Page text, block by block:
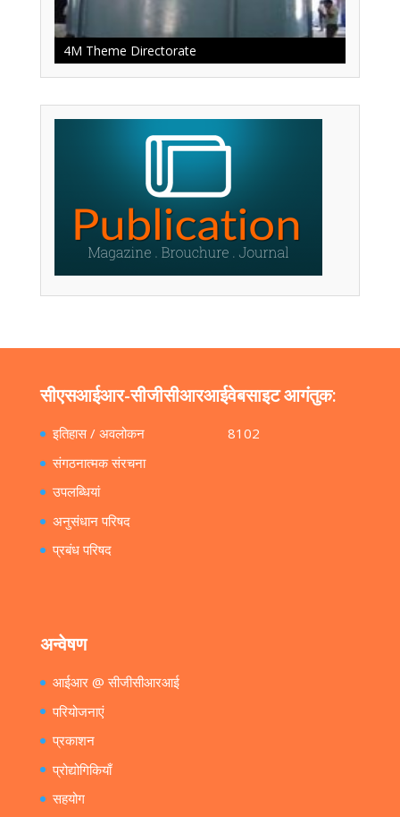
4M Theme Directorate
सीएसआईआर-सीजीसीआरआई
इतिहास / अवलोकन
संगठनात्मक संरचना
उपलब्धियां
अनुसंधान परिषद
प्रबंध परिषद
वेबसाइट आगंतुक:
8102
अन्वेषण
आईआर @ सीजीसीआरआई
परियोजनाएं
प्रकाशन
प्रोद्योगिकियाँ
सहयोग